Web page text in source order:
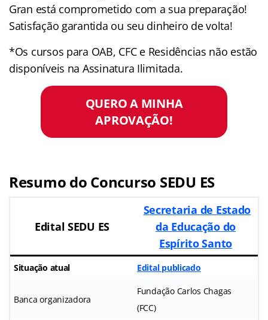
Gran está comprometido com a sua preparação!
Satisfação garantida ou seu dinheiro de volta!
*Os cursos para OAB, CFC e Residências não estão
disponíveis na Assinatura Ilimitada.
QUERO A MINHA
APROVAÇÃO!
Resumo do Concurso SEDU ES
Edital SEDU ES
Secretaria de Estado
da Educação do
Espírito Santo
Situação atual Edital publicado
Banca organizadora
Fundação Carlos Chagas
(FCC)